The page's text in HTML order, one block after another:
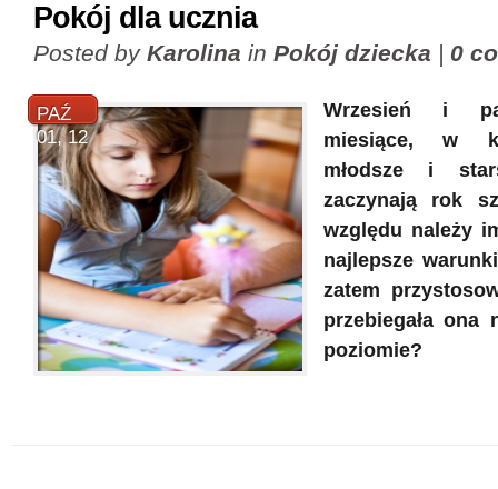
Pokój dla ucznia
Posted by Karolina in Pokój dziecka | 0
PAŹ
01, 12
Wrzesień i
miesiące, w
młodsze i
zaczynają rok
względu należy
najlepsze
zatem
przebiegała ona
poziomie?